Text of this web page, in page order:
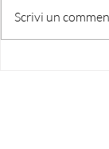
Scrivi un